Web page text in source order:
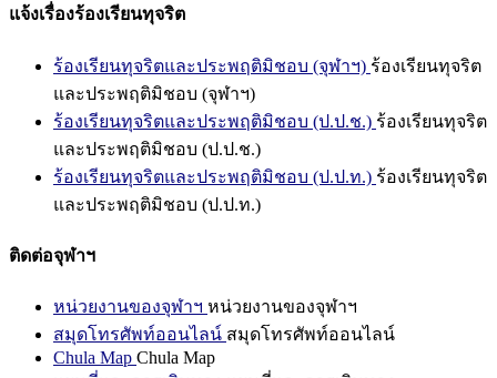
แจ้งเรื่องร้องเรียนทุจริต
ร้องเรียนทุจริตและประพฤติมิชอบ (จุฬาฯ) ร้องเรียนทุจริต
และประพฤติมิชอบ (จุฬาฯ)
ร้องเรียนทุจริตและประพฤติมิชอบ (ป.ป.ช.) ร้องเรียนทุจริต
และประพฤติมิชอบ (ป.ป.ช.)
ร้องเรียนทุจริตและประพฤติมิชอบ (ป.ป.ท.) ร้องเรียนทุจริต
และประพฤติมิชอบ (ป.ป.ท.)
ติดต่อจุฬาฯ
หน่วยงานของจุฬาฯ หน่วยงานของจุฬาฯ
สมุดโทรศัพท์ออนไลน์ สมุดโทรศัพท์ออนไลน์
Chula Map Chula Map